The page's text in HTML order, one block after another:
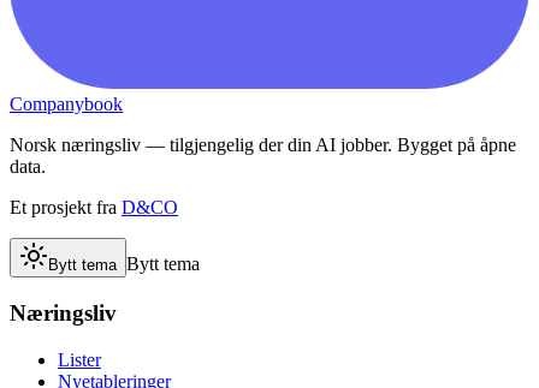
Companybook
Norsk næringsliv — tilgjengelig der din AI jobber. Bygget på åpne
data.
Et prosjekt fra D&CO
Bytt tema Bytt tema
Næringsliv
Lister
Nyetableringer